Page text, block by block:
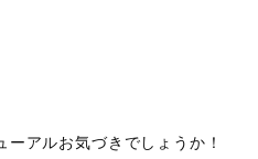
ーアルお気づきでしょうか！